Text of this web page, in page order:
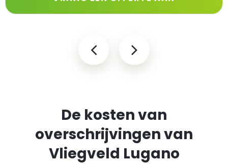
De kosten van
overschrijvingen van
Vliegveld Lugano